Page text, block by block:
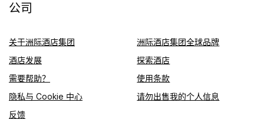
公司
关于洲际酒店集团
洲际酒店集团全球品牌
酒店发展
探索酒店
需要帮助？
使用条款
隐私与 Cookie 中心
请勿出售我的个人信息
反馈